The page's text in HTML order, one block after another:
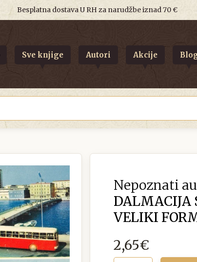
Besplatna dostava U RH za narudžbe iznad 70 €
Sve knjige Autori Akcije
Nepoznati
DALMACIJA
VELIKI
2,65€